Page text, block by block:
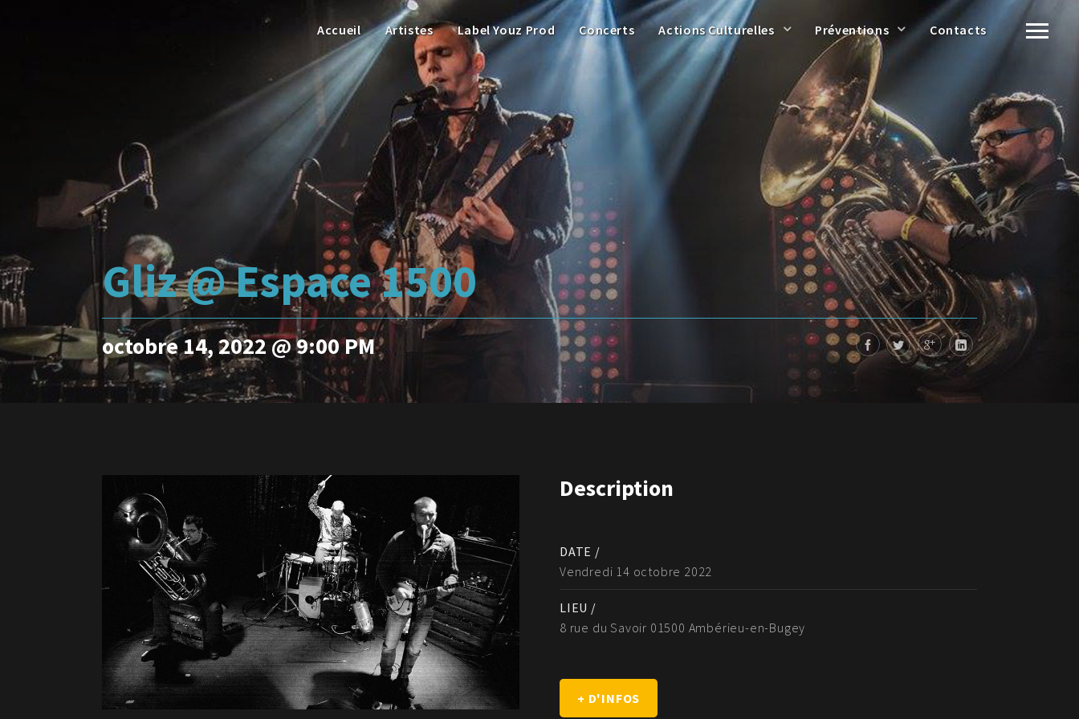
Accueil Artistes Label Youz Prod Concerts Actions Culturelles Préventions Contacts
Gliz @ Espace 1500
octobre 14, 2022 @ 9:00 PM
Description
DATE /
Vendredi 14 octobre 2022
LIEU /
8 rue du Savoir 01500 Ambérieu-en-Bugey
+ D'INFOS